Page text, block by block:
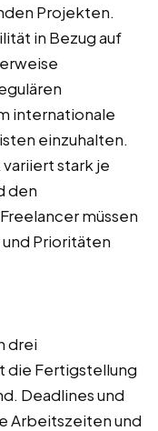
Projekten.
in Bezug auf
internationale
einzuhalten.
stark je
den
müssen
Prioritäten
drei
die Fertigstellung
Deadlines und
Arbeitszeiten und